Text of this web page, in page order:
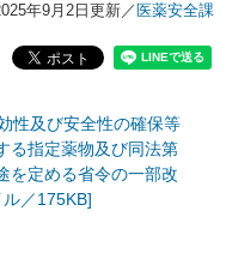
年9月2日更新／ 医薬安全課
性及び安全性の確保等
る指定薬物及び同法第
を定める省令の一部改
／175KB]